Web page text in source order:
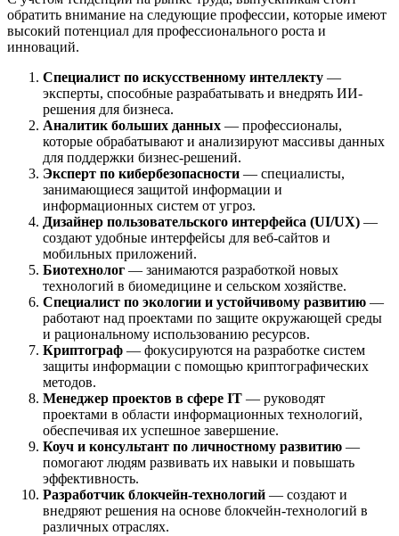
обратить внимание на следующие профессии, которые имеют
высокий потенциал для профессионального роста и
инноваций.
Специалист по искусственному интеллекту —
эксперты, способные разрабатывать и внедрять ИИ-
решения для бизнеса.
Аналитик больших данных — профессионалы,
которые обрабатывают и анализируют массивы данных
для поддержки бизнес-решений.
Эксперт по кибербезопасности — специалисты,
занимающиеся защитой информации и
информационных систем от угроз.
Дизайнер пользовательского интерфейса (UI/UX) —
создают удобные интерфейсы для веб-сайтов и
мобильных приложений.
Биотехнолог — занимаются разработкой новых
технологий в биомедицине и сельском хозяйстве.
Специалист по экологии и устойчивому развитию —
работают над проектами по защите окружающей среды
и рациональному использованию ресурсов.
Криптограф — фокусируются на разработке систем
защиты информации с помощью криптографических
методов.
Менеджер проектов в сфере IT — руководят
проектами в области информационных технологий,
обеспечивая их успешное завершение.
Коуч и консультант по личностному развитию —
помогают людям развивать их навыки и повышать
эффективность.
Разработчик блокчейн-технологий — создают и
внедряют решения на основе блокчейн-технологий в
различных отраслях.